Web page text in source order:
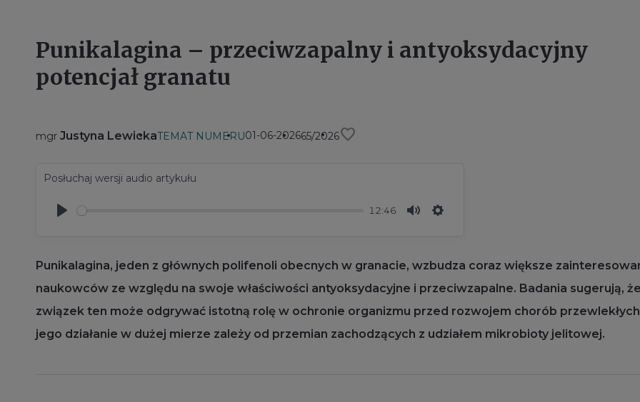
Punikalagina – przeciwzapalny i antyoksydacyjny
potencjał granatu
mgr Justyna LewickaTEMAT NUMERU01-06-202665/2026favorite
Posłuchaj wersji audio artykułu
12:46
Punikalagina, jeden z głównych polifenoli obecnych w granacie, wzbudza coraz większe
naukowców ze względu na swoje właściwości antyoksydacyjne i przeciwzapalne. Badania sugerują, że
związek ten może odgrywać istotną rolę w ochronie organizmu przed rozwojem chorób
jego działanie w dużej mierze zależy od przemian zachodzących z udziałem mikrobioty jelitowej.